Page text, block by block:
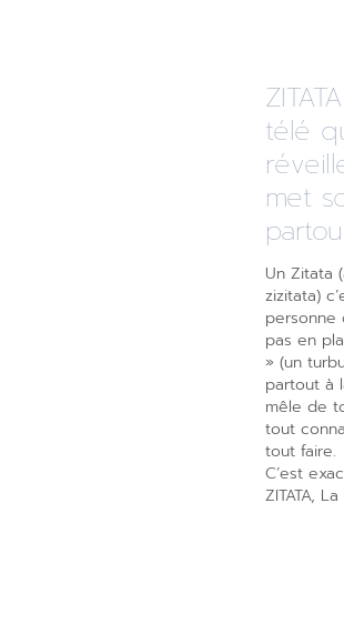
télé
met
Un Zitata
zizitata)
personne
pas en
» (un
partout à
mêle de
tout
tout faire.
C’est
ZITATA,